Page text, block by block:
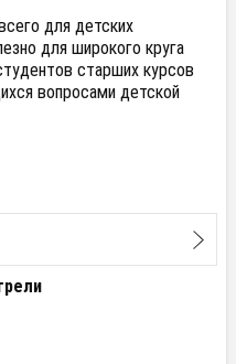
для детских
для широкого круга
старших курсов
вопросами детской